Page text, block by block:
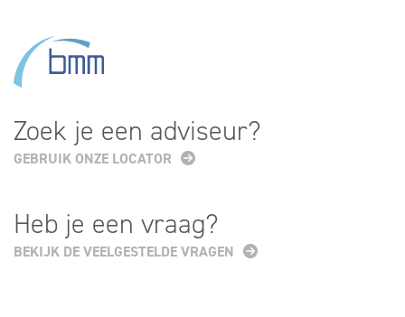
Zoek je een adviseur?
GEBRUIK ONZE LOCATOR
Heb je een vraag?
BEKIJK DE VEELGESTELDE VRAGEN